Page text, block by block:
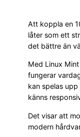
Att koppla en
låter som ett
det bättre än
Med Linux
fungerar
kan spelas
känns
Det visar att
modern